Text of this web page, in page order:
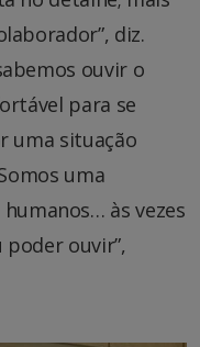
diz.
ouvir o
para se
uma situação
uma
às vezes
ouvir”,